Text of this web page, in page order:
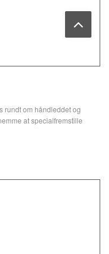
rundt om håndleddet og
at specialfremstille